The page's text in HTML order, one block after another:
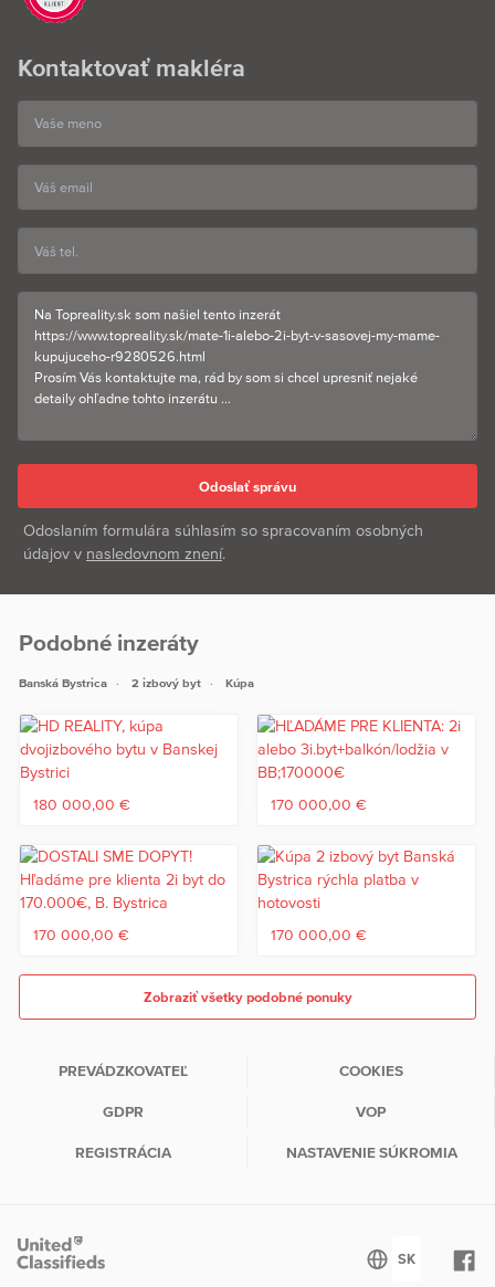
Kontaktovať makléra
Odoslaním formulára súhlasím so spracovaním osobných
údajov v nasledovnom znení.
Podobné inzeráty
Banská Bystrica 2 izbový byt Kúpa
180 000,00 € 170 000,00 €
170 000,00 € 170 000,00 €
Zobraziť všetky podobné ponuky
PREVÁDZKOVATEĽ COOKIES
GDPR VOP
REGISTRÁCIA NASTAVENIE SÚKROMIA